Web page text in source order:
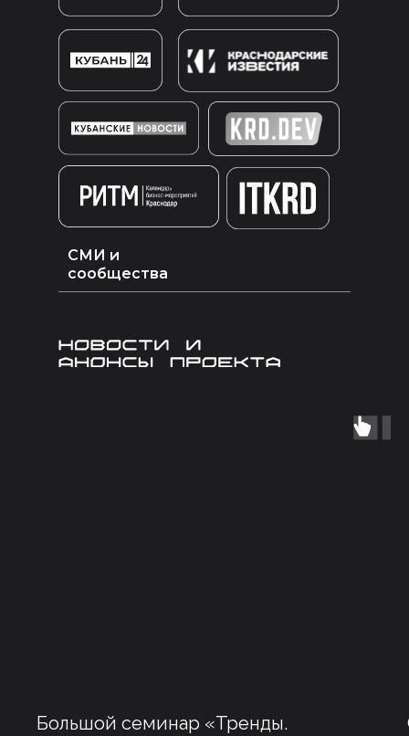
СМИ и
сообщества
Большой семинар «Тренды.